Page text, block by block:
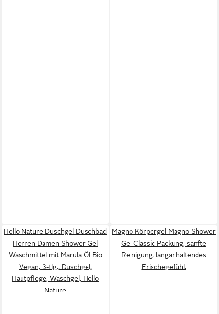
Hello Nature Duschgel Duschbad
Herren Damen Shower Gel
Waschmittel mit Marula Öl Bio
Vegan, 3-tlg., Duschgel,
Hautpflege, Waschgel, Hello
Nature
Magno Körpergel Magno Shower
Gel Classic Packung, sanfte
Reinigung, langanhaltendes
Frischegefühl.